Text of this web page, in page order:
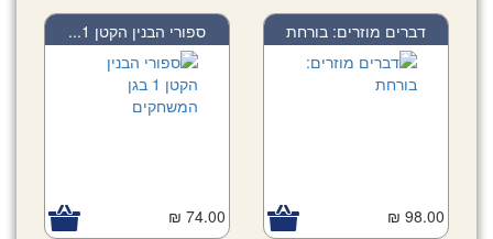
דברים מוזרים: בורחת
98.00 ₪
ספורי הבנין הקטן 1...
74.00 ₪